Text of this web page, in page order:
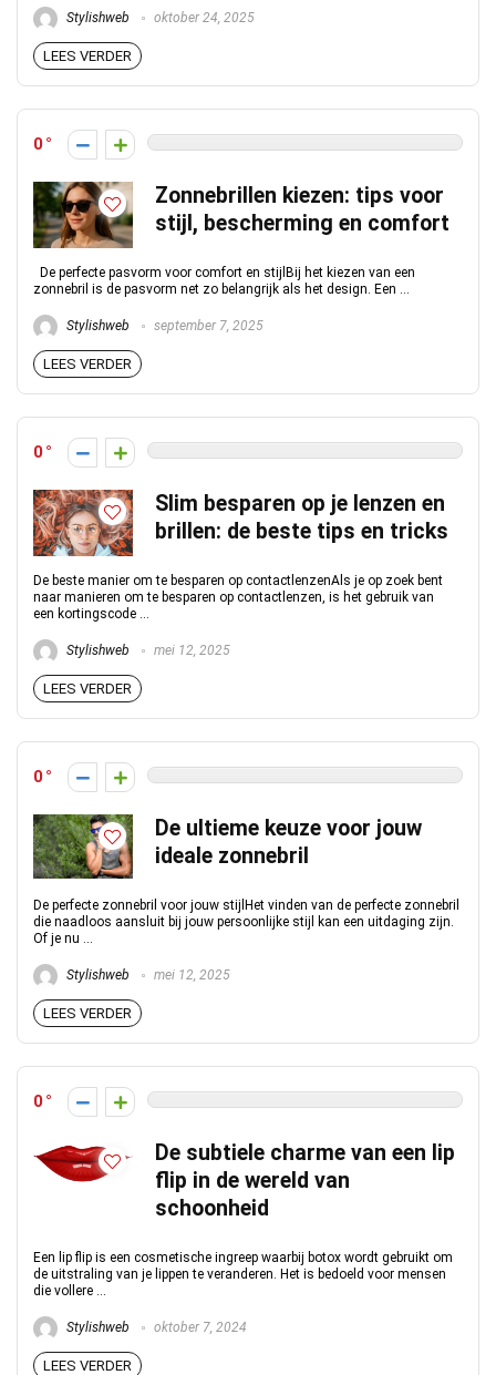
Stylishweb oktober 24, 2025
LEES VERDER
0
Zonnebrillen kiezen: tips voor
stijl, bescherming en comfort
De perfecte pasvorm voor comfort en stijlBij het kiezen van een
zonnebril is de pasvorm net zo belangrijk als het design. Een ...
Stylishweb september 7, 2025
LEES VERDER
0
Slim besparen op je lenzen en
brillen: de beste tips en tricks
De beste manier om te besparen op contactlenzenAls je op zoek bent
naar manieren om te besparen op contactlenzen, is het gebruik van
een kortingscode ...
Stylishweb mei 12, 2025
LEES VERDER
0
De ultieme keuze voor jouw
ideale zonnebril
De perfecte zonnebril voor jouw stijlHet vinden van de perfecte zonnebril
die naadloos aansluit bij jouw persoonlijke stijl kan een uitdaging zijn.
Of je nu ...
Stylishweb mei 12, 2025
LEES VERDER
0
De subtiele charme van een lip
flip in de wereld van
schoonheid
Een lip flip is een cosmetische ingreep waarbij botox wordt gebruikt om
de uitstraling van je lippen te veranderen. Het is bedoeld voor mensen
die vollere ...
Stylishweb oktober 7, 2024
LEES VERDER